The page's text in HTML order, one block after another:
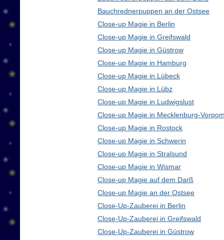
Bauchrednerpuppen an der Ostsee
Close-up Magie in Berlin
Close-up Magie in Greifswald
Close-up Magie in Güstrow
Close-up Magie in Hamburg
Close-up Magie in Lübeck
Close-up Magie in Lübz
Close-up Magie in Ludwigslust
Close-up Magie in Mecklenburg-
Close-up Magie in Rostock
Close-up Magie in Schwerin
Close-up Magie in Stralsund
Close-up Magie in Wismar
Close-up Magie auf dem Darß
Close-up Magie an der Ostsee
Close-Up-Zauberei in Berlin
Close-Up-Zauberei in Greifswald
Close-Up-Zauberei in Güstrow